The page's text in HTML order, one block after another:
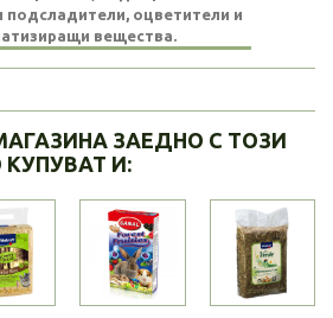
подсладители, оцветители и
вещества.
ЗАЕДНО С ТОЗИ
И: